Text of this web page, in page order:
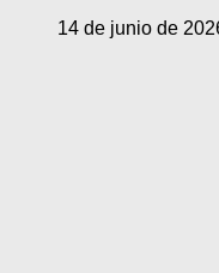
14 de junio de